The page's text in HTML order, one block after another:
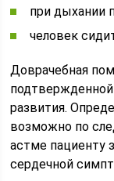
при дыхании
человек
Доврачебная
развития.
возможно по
астме пациенту
сердечной